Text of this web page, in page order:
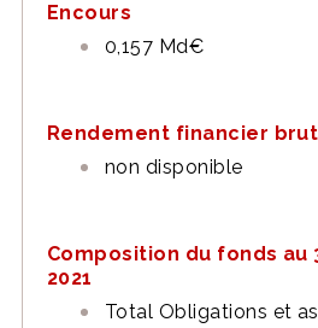
Encours
0,157 Md€
Rendement financier
non disponible
Composition du fonds au
2021
Total Obligations et